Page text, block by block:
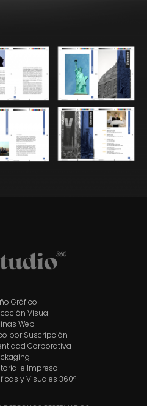
Gráfico
Visual
Web
por Suscripción
Corporativa
e Impreso
y Visuales 360º